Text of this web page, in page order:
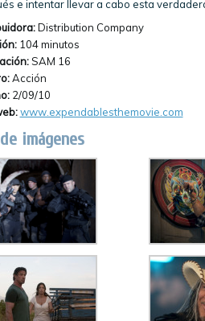
e intentar llevar a cabo esta
Distribution Company
104 minutos
SAM 16
Acción
2/09/10
www.expendablesthemovie.com
imágenes